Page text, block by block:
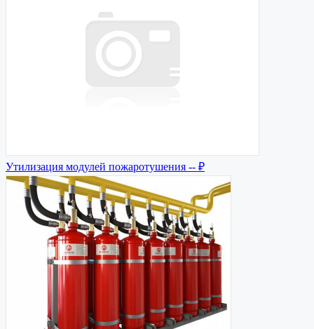
Утилизация модулей пожаротушения -- ₽